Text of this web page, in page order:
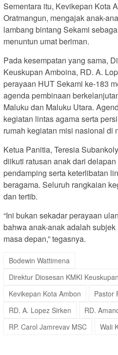
Sementara itu, Kevikepan Kota
Oratmangun, mengajak anak-
lambang bintang Sekami
menuntun umat beriman.
Pada kesempatan yang sama,
Keuskupan Amboina, RD. A.
perayaan HUT Sekami ke-183
agenda pembinaan
Maluku dan Maluku Utara.
kegiatan lintas agama serta
rumah kegiatan misi nasional di
Ketua Panitia, Teresia
diikuti ratusan anak dari
pendamping serta keterlibatan
beragama. Seluruh rangkaian
dan tertib.
“Ini bukan sekadar perayaan
bahwa anak-anak adalah
masa depan,” tegasnya.
Bodewin Wattimena
Direktur Diosesan KMKI
Kevikepan Kota Ambon
Pastor
RD. A. Lopez Sirken
RD.
RP. Carol Jamrevav MSC
Wali